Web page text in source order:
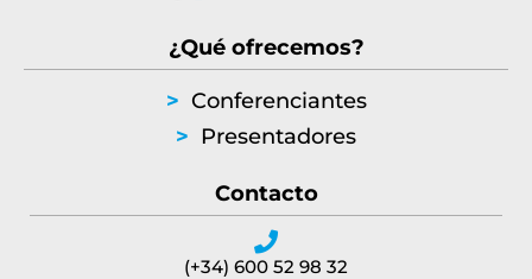
¿Qué ofrecemos?
> Conferenciantes
> Presentadores
Contacto
(+34) 600 52 98 32